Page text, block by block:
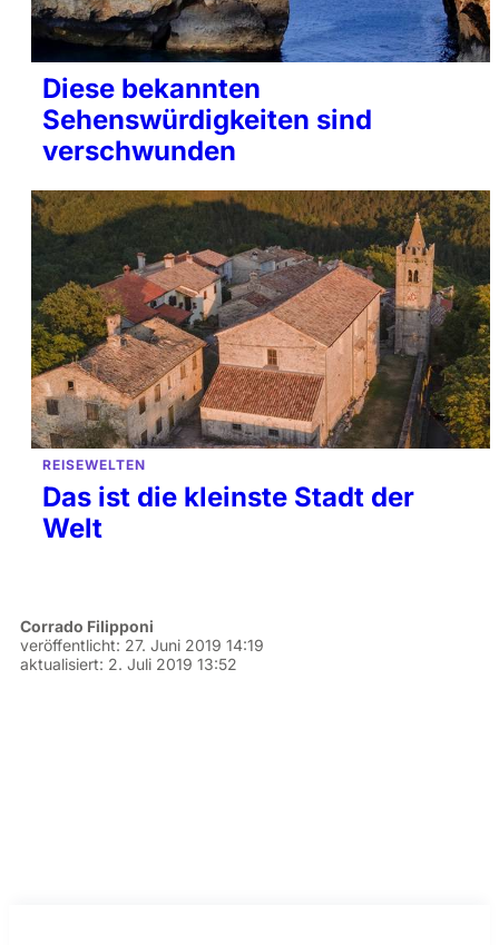
Diese bekannten
Sehenswürdigkeiten sind
verschwunden
REISEWELTEN
Das ist die kleinste Stadt der
Welt
Corrado Filipponi
veröffentlicht: 27. Juni 2019 14:19
aktualisiert: 2. Juli 2019 13:52